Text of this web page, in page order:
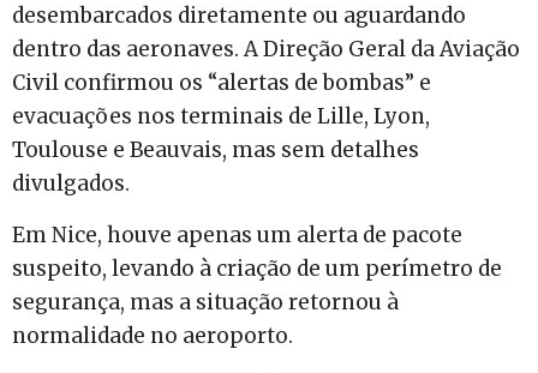
desembarcados diretamente ou aguardando
dentro das aeronaves. A Direção Geral da Aviação
Civil confirmou os “alertas de bombas” e
evacuações nos terminais de Lille, Lyon,
Toulouse e Beauvais, mas sem detalhes
divulgados.
Em Nice, houve apenas um alerta de pacote
suspeito, levando à criação de um perímetro de
segurança, mas a situação retornou à
normalidade no aeroporto.